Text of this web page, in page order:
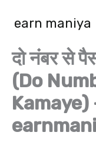
earn maniya
दो नंबर से
(Do
Kamaye)